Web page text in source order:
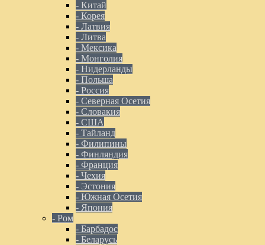
- Китай
- Корея
- Латвия
- Литва
- Мексика
- Монголия
- Нидерланды
- Польша
- Россия
- Северная Осетия
- Словакия
- США
- Тайланд
- Филипины
- Финляндия
- Франция
- Чехия
- Эстония
- Южная Осетия
- Япония
- Ром
- Барбадос
- Беларусь